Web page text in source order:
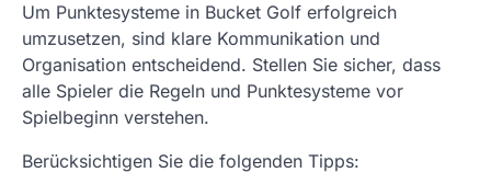
Um Punktesysteme in Bucket Golf erfolgreich
umzusetzen, sind klare Kommunikation und
Organisation entscheidend. Stellen Sie sicher, dass
alle Spieler die Regeln und Punktesysteme vor
Spielbeginn verstehen.
Berücksichtigen Sie die folgenden Tipps: